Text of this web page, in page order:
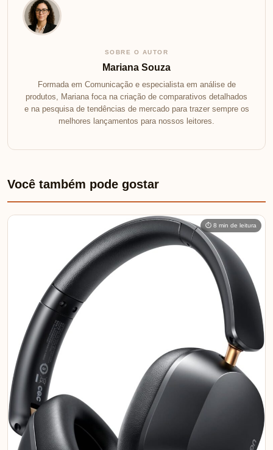
⭐ **Avaliação Média:** 4.5 de 5 Estrelas 🏷️ **Marca:** VAIO 🛒
**COMPRE AGORA COM DESCONTO**:…
Review do Liquidificador Easy Power Mondial: Potência e Estilo
em Vermelho
⭐ Avaliação Média: 4.5 de 5 Estrelas 🏷️ Marca: MONDIAL 🛒
COMPRE AGORA COM DESCONTO:…
Tags: análise básico Camisas Eleva
GuardaRoupa Kit Kit de camisetas masculinas Polo Seu
Formada em Comunicação e especialista em análise de
produtos, Mariana foca na criação de comparativos detalhados
e na pesquisa de tendências de mercado para trazer sempre os
melhores lançamentos para nossos leitores.
Você também pode gostar